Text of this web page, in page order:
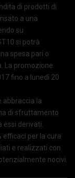
di prodotti di
a una
su
si potrà
spesa pari o
La promozione
fino a lunedì 20
abbraccia la
di sfruttamento
derivati.
efficaci per la cura
e realizzati con
nocivi.